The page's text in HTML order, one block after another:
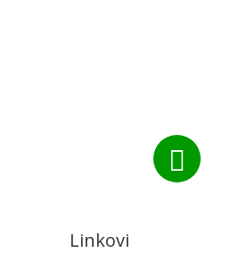

Linkovi